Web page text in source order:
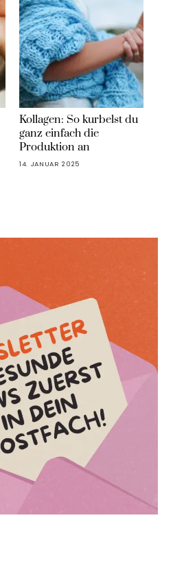
Kollagen: So kurbelst du
ganz einfach die
Produktion an
14. JANUAR 2025